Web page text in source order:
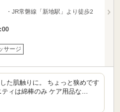
JR常磐線「新地駅」より徒歩2
サージ
た肌触りに。 ちょっと狭めです
ィは綿棒のみ ケア用品な…